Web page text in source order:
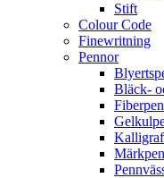
Stift
Colour Code
Finewritning
Pennor
Bläck-